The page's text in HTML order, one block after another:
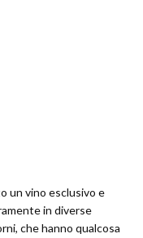
un vino esclusivo e
in diverse
che hanno qualcosa